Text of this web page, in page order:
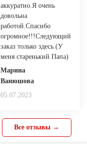
аккуратно.Я очень
довольна
работой.Спасибо
огромное!!!Следующий
заказ только здесь.(У
меня старенький Папа)
Марина
Ванюшова
05.07.2023
Все отзывы →